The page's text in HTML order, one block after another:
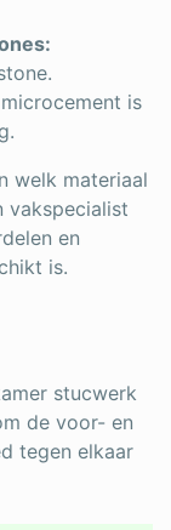
microcement is
welk materiaal
vakspecialist
en
is.
stucwerk
de voor- en
tegen elkaar